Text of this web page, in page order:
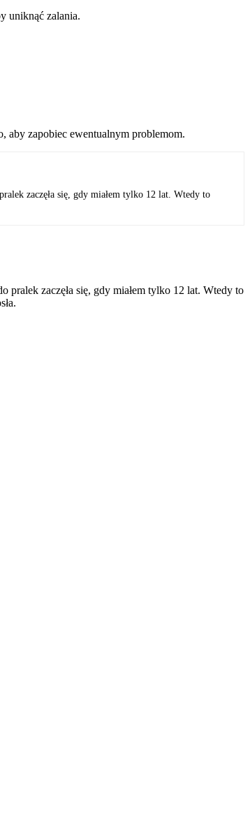
uniknąć zalania.
aby zapobiec ewentualnym problemom.
zaczęła się, gdy miałem tylko 12 lat. Wtedy to
pralek zaczęła się, gdy miałem tylko 12 lat. Wtedy to